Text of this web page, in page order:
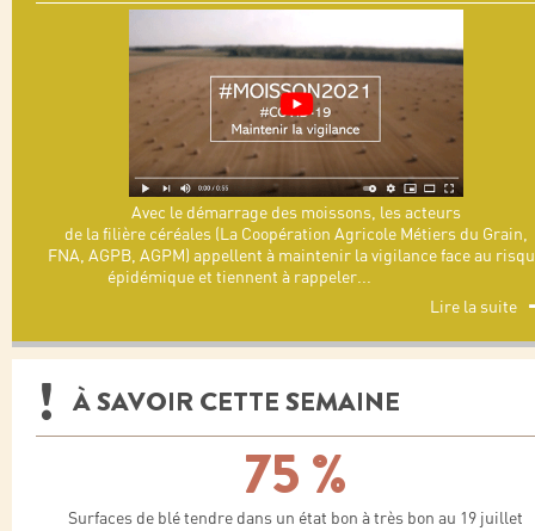
Avec le démarrage des moissons, les acteurs
de la filière céréales (La Coopération Agricole Métiers du Grain,
FNA, AGPB, AGPM) appellent à maintenir la vigilance face au
épidémique et tiennent à rappeler...
Lire la suite
À SAVOIR CETTE SEMAINE
75 %
Surfaces de blé tendre dans un état bon à très bon au 19 juillet